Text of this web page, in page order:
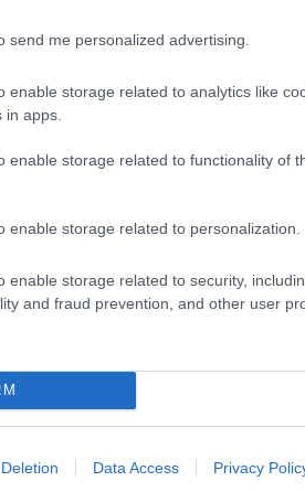
send me personalized advertising.
enable storage related to analytics like
apps.
enable storage related to functionality of
enable storage related to personalization.
enable storage related to security,
and fraud prevention, and other user
Data Access Privacy